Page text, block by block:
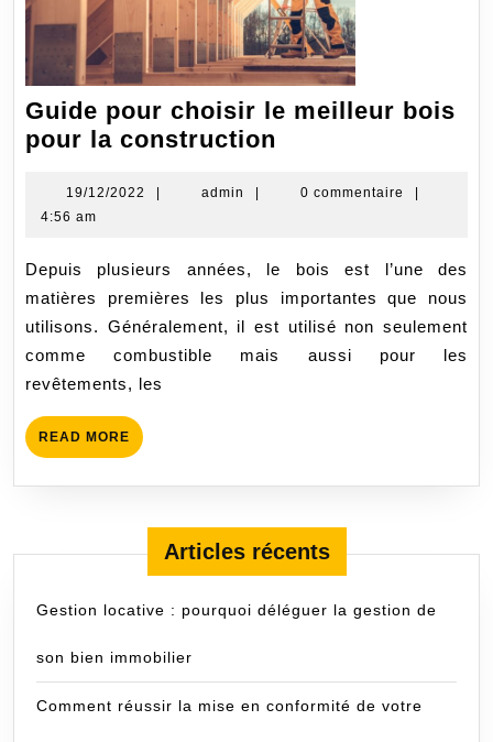
Guide pour choisir le meilleur bois
pour la construction
choisir
bois
pour
la
construction
19/12/2022 19/12/2022
| admin admin
| 0 commentaire
|
4:56 am
Depuis plusieurs années, le bois est l’une des
matières premières les plus importantes que nous
utilisons. Généralement, il est utilisé non seulement
comme combustible mais aussi pour les
revêtements, les
READ MORE READ
MORE
Articles récents
Gestion locative : pourquoi déléguer la gestion de
son bien immobilier
Comment réussir la mise en conformité de votre